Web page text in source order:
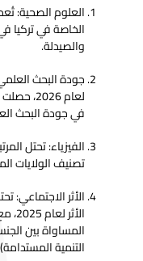
العلوم الصحية:
الخاصة في تركيا
والصيدلة.
جودة البحث
في جودة البحث
تصنيف الولايات
المساواة بين
التنمية